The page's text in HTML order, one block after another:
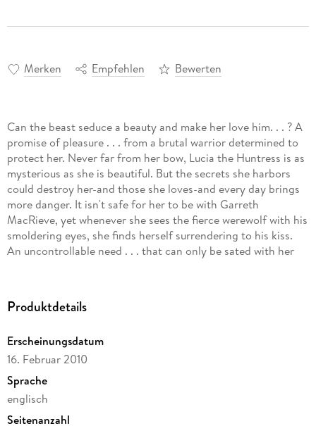
Merken Empfehlen Bewerten
Can the beast seduce a beauty and make her love him. . . ? A
promise of pleasure . . . from a brutal warrior determined to
protect her. Never far from her bow, Lucia the Huntress is as
mysterious as she is beautiful. But the secrets she harbors
could destroy her-and those she loves-and every day brings
more danger. It isn't safe for her to be with Garreth
MacRieve, yet whenever she sees the fierce werewolf with his
smoldering eyes, she finds herself surrendering to his kiss.
An uncontrollable need . . . that can only be sated with her
claim the seductive creature as his own and keep her safe
her guardian. To do that he'll exploit Lucia's greatest
weakness-her desire for him.
Produktdetails
Erscheinungsdatum
16. Februar 2010
Sprache
englisch
Seitenanzahl